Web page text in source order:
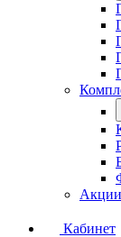
Акции
Кабинет